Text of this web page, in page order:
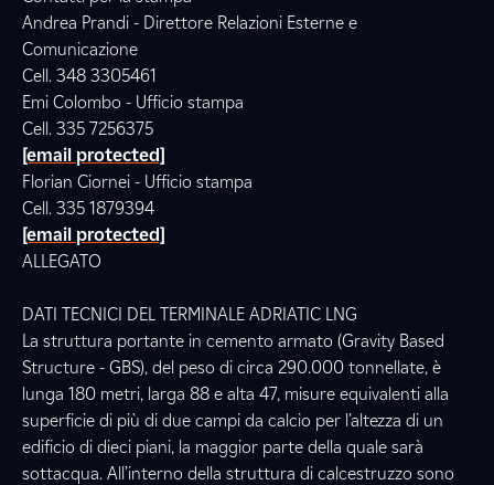
Andrea Prandi - Direttore Relazioni Esterne e
Comunicazione
Cell. 348 3305461
Emi Colombo - Ufficio stampa
Cell. 335 7256375
[email protected]
Florian Ciornei - Ufficio stampa
Cell. 335 1879394
[email protected]
ALLEGATO
DATI TECNICI DEL TERMINALE ADRIATIC LNG
La struttura portante in cemento armato (Gravity Based
Structure - GBS), del peso di circa 290.000 tonnellate, è
lunga 180 metri, larga 88 e alta 47, misure equivalenti alla
superficie di più di due campi da calcio per l’altezza di un
edificio di dieci piani, la maggior parte della quale sarà
sottacqua. All’interno della struttura di calcestruzzo sono